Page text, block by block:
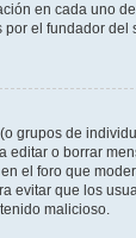
en cada uno
el fundador del
grupos de
editar o borrar
el foro que
evitar que los
malicioso.